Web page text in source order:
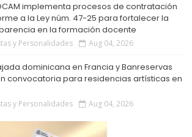
implementa procesos de contratación
a la Ley núm. 47-25 para fortalecer la
en la formación docente
y Personalidades Aug 04, 2026
dominicana en Francia y Banreservas
convocatoria para residencias artísticas en
y Personalidades Aug 04, 2026